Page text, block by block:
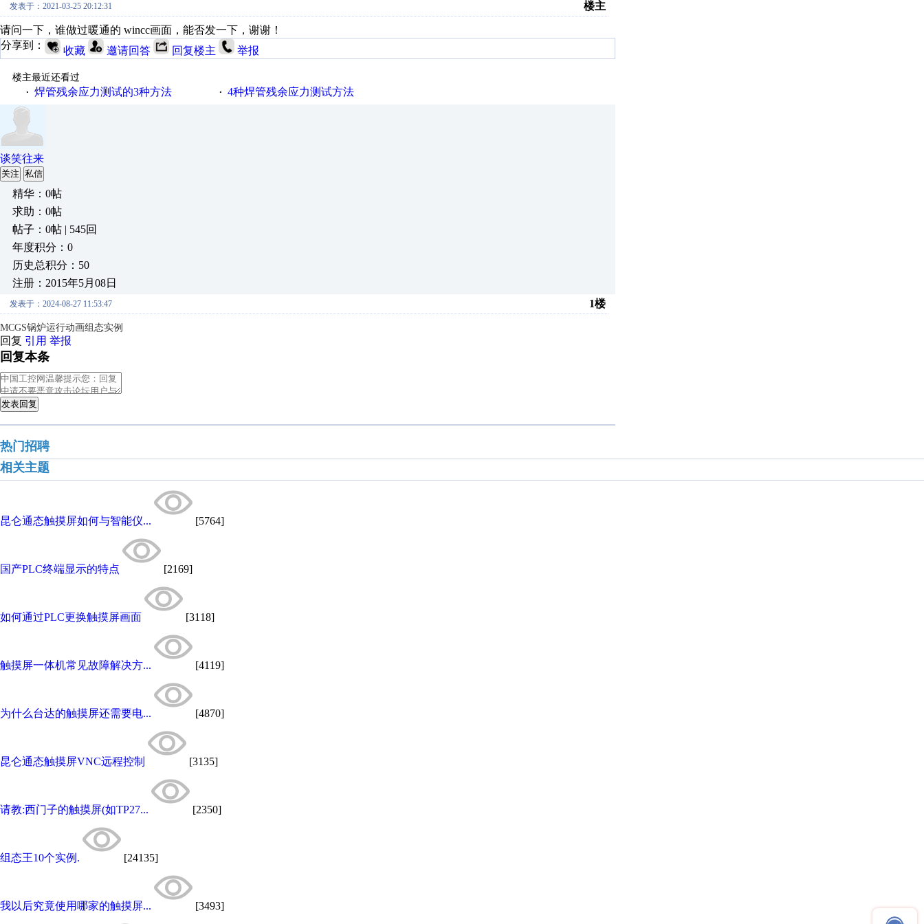
发表于：2021-03-25 20:12:31 楼主
请问一下，谁做过暖通的 wincc画面，能否发一下，谢谢！
分享到：
收藏 邀请回答 回复楼主 举报
楼主最近还看过
· 焊管残余应力测试的3种方法 · 4种焊管残余应力测试方法
谈笑往来
关注 私信
精华：0帖
求助：0帖
帖子：0帖 | 545回
年度积分：0
历史总积分：50
注册：2015年5月08日
发表于：2024-08-27 11:53:47 1楼
MCGS锅炉运行动画组态实例
回复 引用 举报
回复本条
发表回复
热门招聘
相关主题
昆仑通态触摸屏如何与智能仪... [5764]
国产PLC终端显示的特点 [2169]
如何通过PLC更换触摸屏画面 [3118]
触摸屏一体机常见故障解决方... [4119]
为什么台达的触摸屏还需要电... [4870]
昆仑通态触摸屏VNC远程控制 [3135]
请教:西门子的触摸屏(如TP27... [2350]
组态王10个实例. [24135]
我以后究竟使用哪家的触摸屏... [3493]